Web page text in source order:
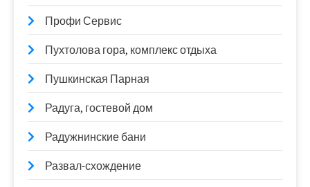
Профи Сервис
Пухтолова гора, комплекс отдыха
Пушкинская Парная
Радуга, гостевой дом
Радужнинские бани
Развал-схождение